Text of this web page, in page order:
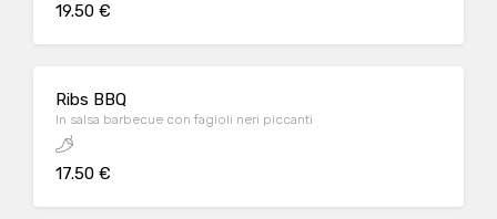
19.50 €
Ribs BBQ
In salsa barbecue con fagioli neri piccanti
17.50 €